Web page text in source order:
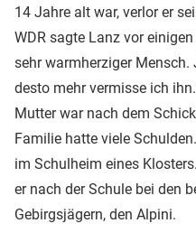
14 Jahre alt war, verlor er
WDR sagte Lanz vor
sehr warmherziger Mensch.
desto mehr vermisse ich
Mutter war nach dem
Familie hatte viele
im Schulheim eines
er nach der Schule bei den
Gebirgsjägern, den Alpini.